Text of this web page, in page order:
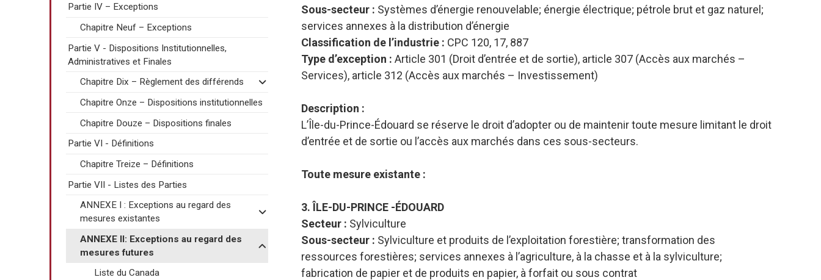
Sous-secteur : Systèmes d’énergie renouvelable; énergie électrique; pétrole brut et gaz naturel;
services annexes à la distribution d’énergie
Classification de l’industrie : CPC 120, 17, 887
Type d’exception : Article 301 (Droit d’entrée et de sortie), article 307 (Accès aux marchés –
Services), article 312 (Accès aux marchés – Investissement)
Description :
L’Île-du-Prince-Édouard se réserve le droit d’adopter ou de maintenir toute mesure limitant le droit
d’entrée et de sortie ou l’accès aux marchés dans ces sous-secteurs.
Toute mesure existante :
3. ÎLE-DU-PRINCE -ÉDOUARD
Secteur : Sylviculture
Sous-secteur : Sylviculture et produits de l’exploitation forestière; transformation des
ressources forestières; services annexes à l’agriculture, à la chasse et à la sylviculture;
fabrication de papier et de produits en papier, à forfait ou sous contrat
Partie IV – Exceptions
Chapitre Neuf – Exceptions
Partie V - Dispositions Institutionnelles,
Administratives et Finales
Chapitre Dix – Règlement des différends
Chapitre Onze – Dispositions institutionnelles
Chapitre Douze – Dispositions finales
Partie VI - Définitions
Chapitre Treize – Définitions
Partie VII - Listes des Parties
ANNEXE I : Exceptions au regard des
mesures existantes
ANNEXE II: Exceptions au regard des
mesures futures
Liste du Canada